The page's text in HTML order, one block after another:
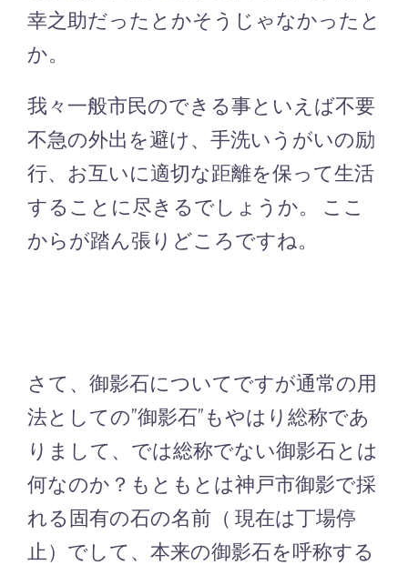
幸之助だったとかそうじゃなかったと
か。
我々一般市民のできる事といえば不要
不急の外出を避け、手洗いうがいの励
行、お互いに適切な距離を保って生活
することに尽きるでしょうか。 ここ
からが踏ん張りどころですね。
さて、御影石についてですが通常の用
法としての”御影石”もやはり総称であ
りまして、では総称でない御影石とは
何なのか？もともとは神戸市御影で採
れる固有の石の名前（ 現在は丁場停
止）でして、本来の御影石を呼称する